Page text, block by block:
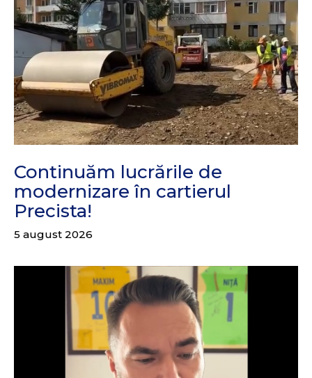
Continuăm lucrările de
modernizare în cartierul
Precista!
5 august 2026